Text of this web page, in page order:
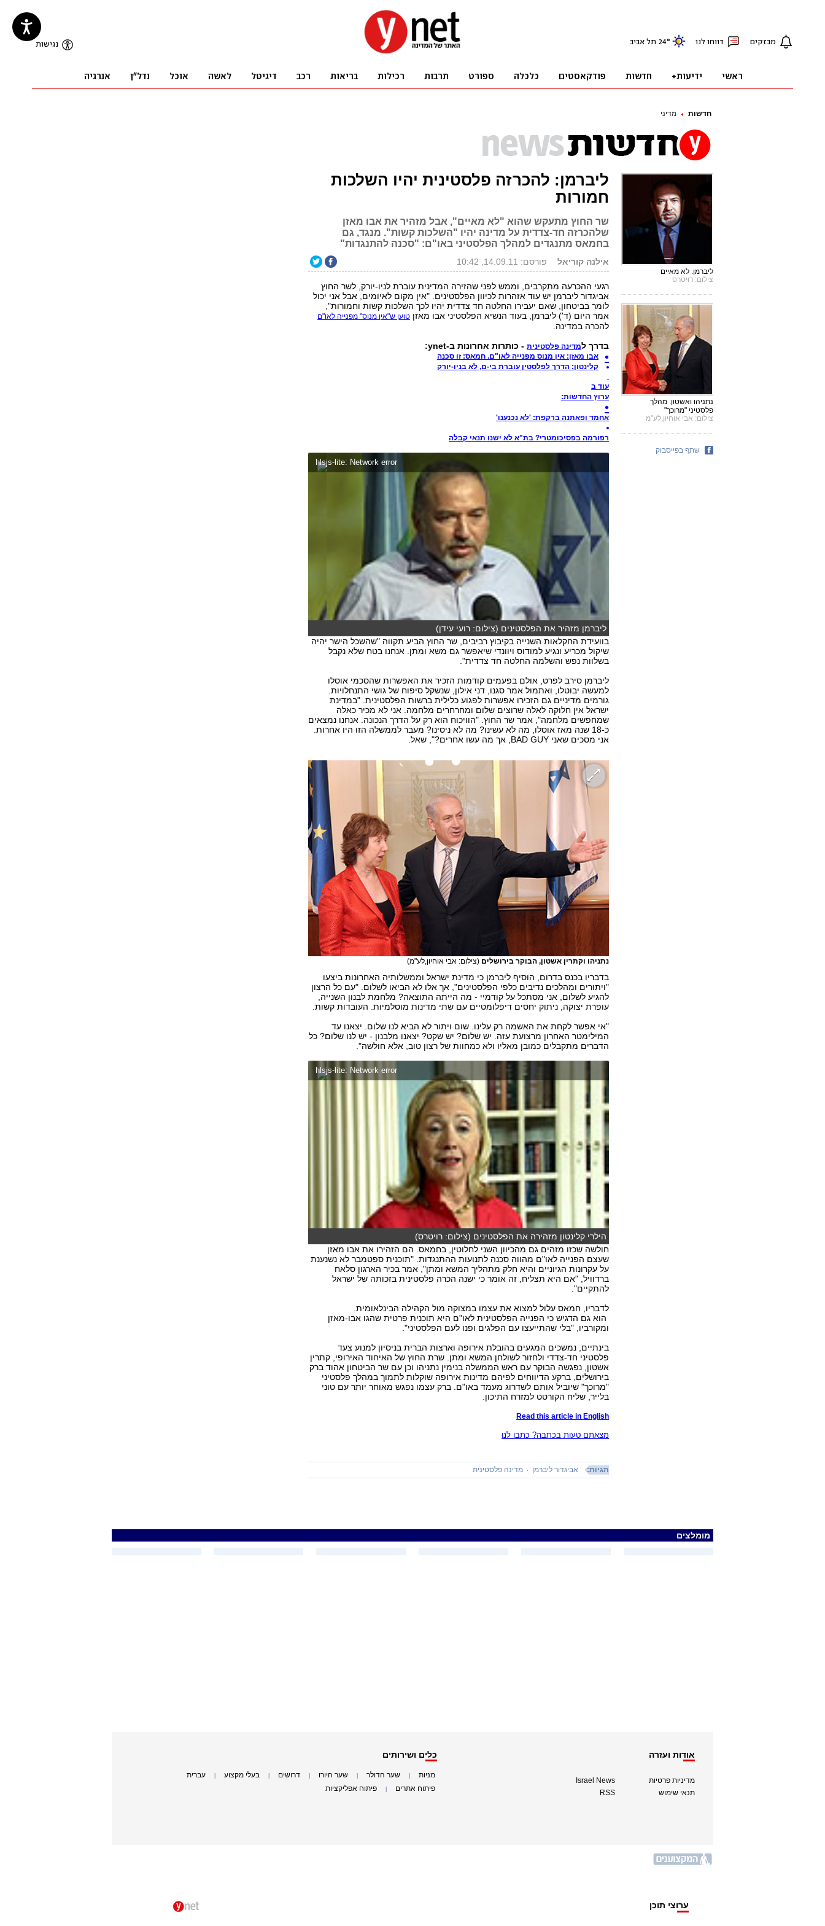
חדשות מדיני
ליברמן: להכרזה פלסטינית יהיו השלכות
חמורות
שר החוץ מתעקש שהוא "לא מאיים", אבל מזהיר את אבו מאזן
שלהכרזה חד-צדדית על מדינה יהיו "השלכות קשות". מנגד, גם
בחמאס מתנגדים למהלך הפלסטיני באו"ם: "סכנה להתנגדות"
אילנה קוריאל פורסם: 14.09.11, 10:42
רגעי ההכרעה מתקרבים, וממש לפני שהזירה המדינית עוברת לניו-יורק, לשר החוץ
אביגדור ליברמן יש עוד אזהרות לכיוון הפלסטינים. "אין מקום לאיומים, אבל אני יכול
לומר בביטחון, שאם יעבירו החלטה חד צדדית יהיו לכך השלכות קשות וחמורות",
אמר היום (ד') ליברמן, בעוד הנשיא הפלסטיני אבו מאזן טוען ש"אין מנוס" מפנייה לאו"ם
להכרה במדינה.
בדרך למדינה פלסטינית- כותרות אחרונות ב-ynet:
אבו מאזן: אין מנוס מפנייה לאו"ם. חמאס: זו סכנה
קלינטון: הדרך לפלסטין עוברת בי-ם, לא בניו-יורק
עוד ב
ערוץ החדשות:
אחמד ופאתנה ברקפת: 'לא נכנענו'
רפורמה בפסיכומטרי? בת"א לא ישנו תנאי קבלה
hlsjs-lite: Network error
ליברמן מזהיר את הפלסטינים (צילום: רועי עידן)
בוועידת החקלאות השנייה בקיבוץ רביבים, שר החוץ הביע תקווה "שהשכל הישר יהיה
שיקול מכריע ונגיע למודוס ויוונדי שיאפשר גם משא ומתן. אנחנו בטח שלא נקבל
בשלוות נפש והשלמה החלטה חד צדדית".
ליברמן סירב לפרט, אולם בפעמים קודמות הזכיר את האפשרות שהסכמי אוסלו
למעשה יבוטלו, ואתמול אמר סגנו, דני אילון, שנשקל סיפוח של גושי התנחלויות.
גורמים מדיניים גם הזכירו אפשרות לפגוע כלילית ברשות הפלסטינית. "במדינת
ישראל אין חלוקה לאלה שרוצים שלום ומחרחרים מלחמה. אני לא מכיר כאלה
שמחפשים מלחמה", אמר שר החוץ. "הוויכוח הוא רק על הדרך הנכונה. אנחנו נמצאים
כ-18 שנה מאז אוסלו, מה לא עשינו? מה לא ניסינו? מעבר לממשלה הזו היו אחרות.
אני מסכים שאני BAD GUY, אך מה עשו אחרים?", שאל.
נתניהו וקתרין אשטון, הבוקר בירושלים (צילום: אבי אוחיון,לע"מ)
בדבריו בכנס בדרום, הוסיף ליברמן כי מדינת ישראל וממשלותיה האחרונות ביצעו
"ויתורים ומהלכים נדיבים כלפי הפלסטינים", אך אלו לא הביאו לשלום. "עם כל הרצון
להגיע לשלום, אני מסתכל על קודמיי - מה הייתה התוצאה? מלחמת לבנון השנייה,
עופרת יצוקה, ניתוק יחסים דיפלומטיים עם שתי מדינות מוסלמיות. העובדות קשות.
"אי אפשר לקחת את האשמה רק עלינו. שום ויתור לא הביא לנו שלום. יצאנו עד
המילימטר האחרון מרצועת עזה. יש שלום? יש שקט? יצאנו מלבנון - יש לנו שלום? כל
הדברים מתקבלים כמובן מאליו ולא כמחוות של רצון טוב, אלא חולשה".
hlsjs-lite: Network error
הילרי קלינטון מזהירה את הפלסטינים (צילום: רויטרס)
חולשה שכזו מזהים גם מהכיוון השני לחלוטין, בחמאס. הם הזהירו את אבו מאזן
שעצם הפנייה לאו"ם מהווה סכנה לתנועות ההתנגדות. "תוכנית ספטמבר לא נשנענת
על עקרונות הגיוניים והיא חלק מתהליך המשא ומתן", אמר בכיר הארגון סלאח
ברדוויל, "אם היא תצליח, זה אומר כי ישנה הכרה פלסטינית בזכותה של ישראל
להתקיים".
לדבריו, חמאס עלול למצוא את עצמו במצוקה מול הקהילה הבינלאומית.
הוא גם הדגיש כי הפנייה הפלסטינית לאו"ם היא תוכנית פרטית שהגו אבו-מאזן
ומקורביו, "בלי שהתייעצו עם הפלגים ופנו לעם הפלסטיני".
בינתיים, נמשכים המגעים בהובלת אירופה וארצות הברית בניסיון למנוע צעד
פלסטיני חד-צדדי ולחזור לשולחן המשא ומתן. שרת החוץ של האיחוד האירופי, קתרין
אשטון, נפגשה הבוקר עם ראש הממשלה בנימין נתניהו וכן עם שר הביטחון אהוד ברק
בירושלים, ברקע הדיווחים לפיהם מדינות אירופה שוקלות לתמוך במהלך פלסטיני
"מרוכך" שיוביל אותם לשדרוג מעמד באו"ם. ברק עצמו נפגש מאוחר יותר עם טוני
בלייר, שליח הקורטט למזרח התיכון.
Read this article in English
מצאתם טעות בכתבה? כתבו לנו
תגיות: אביגדור ליברמן מדינה פלסטינית
ליברמן. לא מאיים
צילום: רויטרס
נתניהו ואשטון. מהלך
פלסטיני "מרוכך"
צילום: אבי אוחיון,לע"מ
שתף בפייסבוק
מומלצים
אודות ועזרה
מדיניות פרטיות
תנאי שימוש
Israel News
RSS
כלים ושירותים
מניות שער הדולר שער היורו דרושים בעלי מקצוע עברית
פיתוח אתרים פיתוח אפליקציות
ערוצי תוכן